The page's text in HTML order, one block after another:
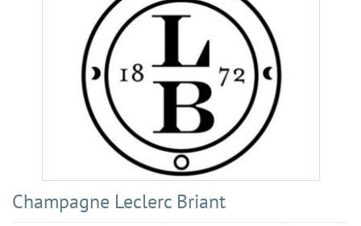
Champagne Leclerc Briant